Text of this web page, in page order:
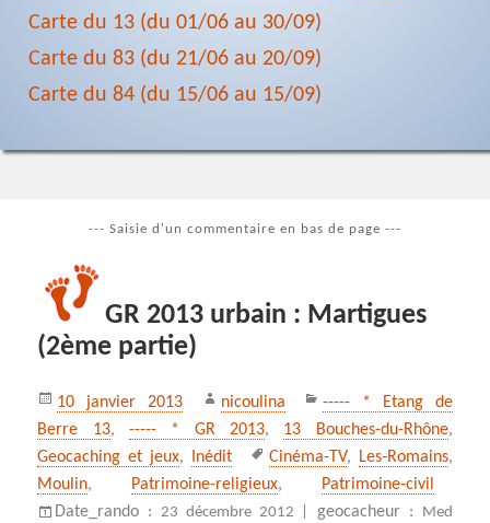
Carte du 13 (du 01/06 au 30/09)
Carte du 83 (du 21/06 au 20/09)
Carte du 84 (du 15/06 au 15/09)
--- Saisie d'un commentaire en bas de page ---
GR 2013 urbain : Martigues
(2ème partie)
Publié
le
10 janvier 2013 Auteur
nicoulina Catégories
----- * Etang de
Berre 13,----- * GR 2013, 13 Bouches-du-Rhône,
Geocaching et jeux, Inédit
Mots-
clés
Cinéma-TV, Les‑Romains,
Moulin, Patrimoine-religieux,
Patrimoine‑civil
Date_rando : 23 décembre 2012 | geocacheur :
Med